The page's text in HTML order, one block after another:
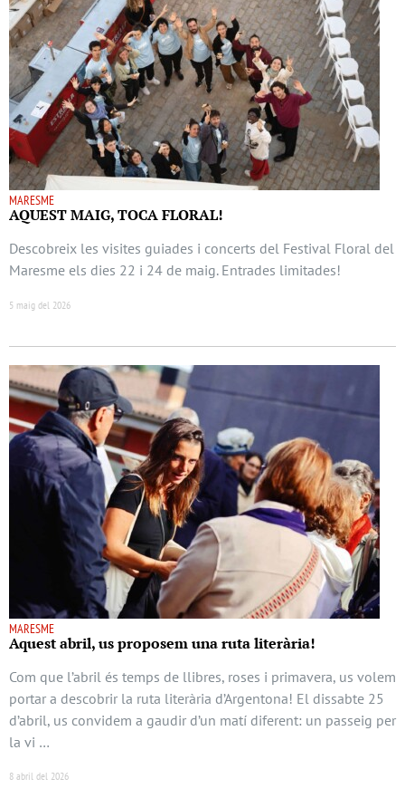
MARESME
AQUEST MAIG, TOCA FLORAL!
Descobreix les visites guiades i concerts del Festival Floral del
Maresme els dies 22 i 24 de maig. Entrades limitades!
5 maig del 2026
MARESME
Aquest abril, us proposem una ruta literària!
Com que l’abril és temps de llibres, roses i primavera, us volem
portar a descobrir la ruta literària d’Argentona! El dissabte 25
d’abril, us convidem a gaudir d’un matí diferent: un passeig per
la vi …
8 abril del 2026